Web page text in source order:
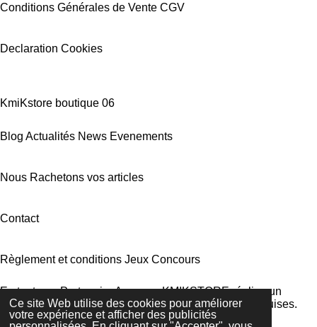
Ce site Web utilise des cookies pour améliorer
votre expérience et afficher des publicités
Conditions Générales de Vente CGV
Declaration Cookies
KmiKstore boutique 06
Blog Actualités News Evenements
Nous Rachetons vos articles
Contact
Règlement et conditions Jeux Concours
En tant que Partenaire Amazon, KMIKSTORE réalise un
bénéfice sur les achats remplissant les conditions requises.
© 2022 - 2026 kmikstore.fr